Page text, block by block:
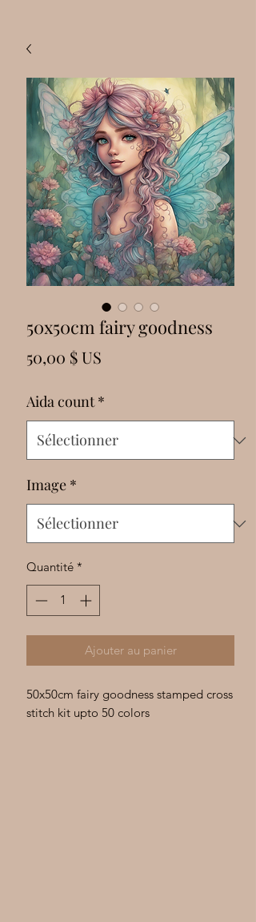
50x50cm fairy goodness
50,00 $ US
Aida count *
Image *
Quantité *
Ajouter au panier
50x50cm fairy goodness stamped cross
stitch kit upto 50 colors